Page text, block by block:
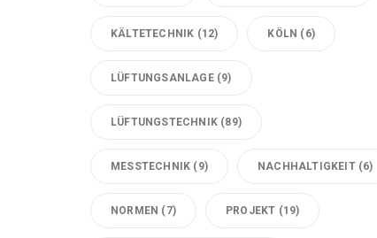
KÄLTETECHNIK (12) KÖLN (6)
LÜFTUNGSANLAGE(9)
LÜFTUNGSTECHNIK (89)
MESSTECHNIK (9) NACHHALTIGKEIT(6)
NORMEN (7) PROJEKT (19)